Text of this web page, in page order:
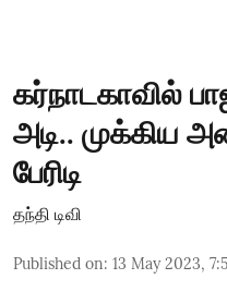
கர்நாடகாவில்
அடி.. முக்கிய
பேரிடி
தந்தி டிவி
Published on: 13 May 2023,